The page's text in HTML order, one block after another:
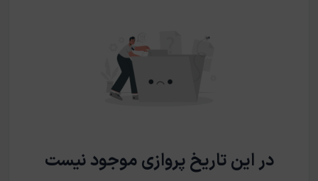
در این تاریخ پروازی موجود نیست